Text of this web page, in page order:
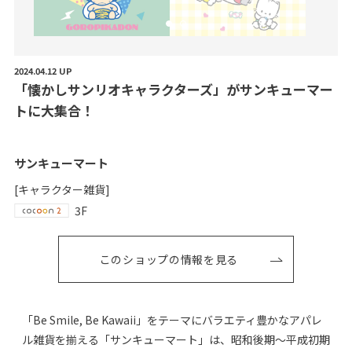
2024.04.12 UP
「懐かしサンリオキャラクターズ」 がサンキューマー
トに大集合！
サンキューマート
[キャラクター雑貨]
3F
このショップの情報を見る
「Be Smile, Be Kawaii」をテーマにバラエティ豊かなアパレ
ル雑貨を揃える「サンキューマート」は、昭和後期～平成初期